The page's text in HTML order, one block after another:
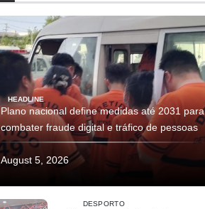
HEADLINE
Plano nacional define medidas até 2031 para
combater fraude digital e tráfico de pessoas
August 5, 2026
DESPORTO